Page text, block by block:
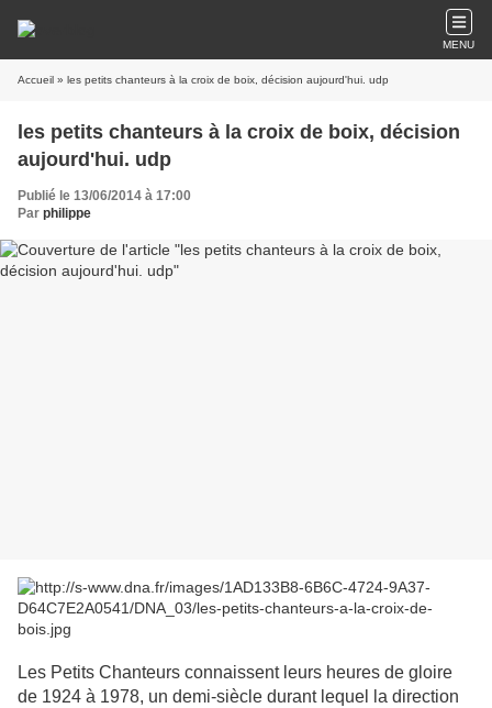
MENU
Accueil » les petits chanteurs à la croix de boix, décision aujourd'hui. udp
les petits chanteurs à la croix de boix, décision
aujourd'hui. udp
Publié le 13/06/2014 à 17:00
Par philippe
Les Petits Chanteurs connaissent leurs heures de gloire
de 1924 à 1978, un demi-siècle durant lequel la direction